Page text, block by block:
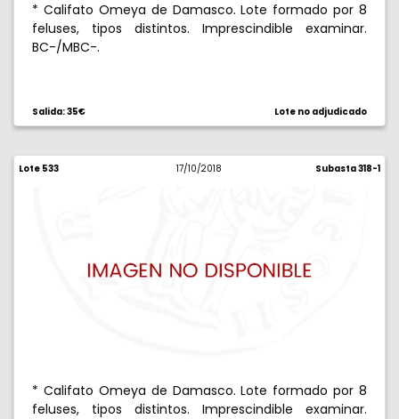
* Califato Omeya de Damasco. Lote formado por 8
feluses, tipos distintos. Imprescindible examinar.
BC-/MBC-.
Salida: 35€ Lote no adjudicado
Lote 533 17/10/2018 Subasta 318-1
* Califato Omeya de Damasco. Lote formado por 8
feluses, tipos distintos. Imprescindible examinar.